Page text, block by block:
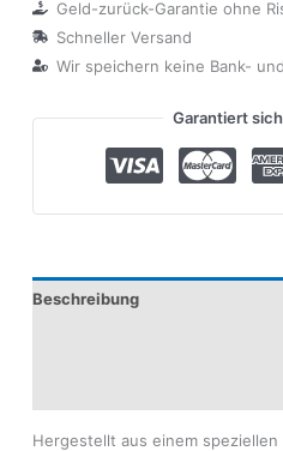
Geld-zurück-Garantie ohne
Schneller Versand
Wir speichern keine Bank-
Garantiert
Beschreibung
Hergestellt aus einem speziellen